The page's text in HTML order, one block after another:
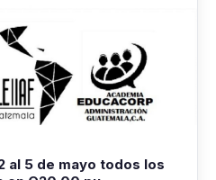
al 5 de mayo todos los